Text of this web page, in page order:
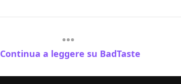
Continua a leggere su BadTaste